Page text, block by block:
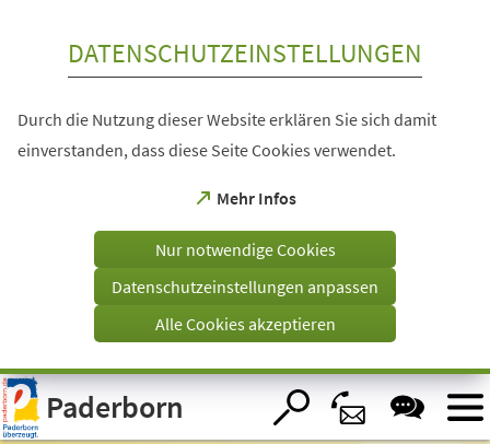
Visuelle
Assistenzsoftware
öffnen.
DATENSCHUTZEINSTELLUNGEN
Durch die Nutzung dieser Website erklären Sie sich damit
einverstanden, dass diese Seite Cookies verwendet.
Mehr Infos
(Öffnet
einem
Tab)
Nur notwendige Cookies
Datenschutzeinstellungen anpassen
Alle Cookies akzeptieren
Paderborn